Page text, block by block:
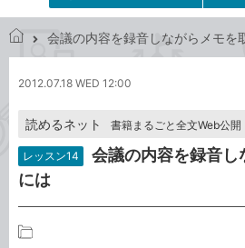
る
ッ
ト
会議の内容を録音しながらメモを
2012.07.18 WED 12:00
読めるネット 書籍まるごと全文Web公開
レッスン14
会議の内容を録音し
には